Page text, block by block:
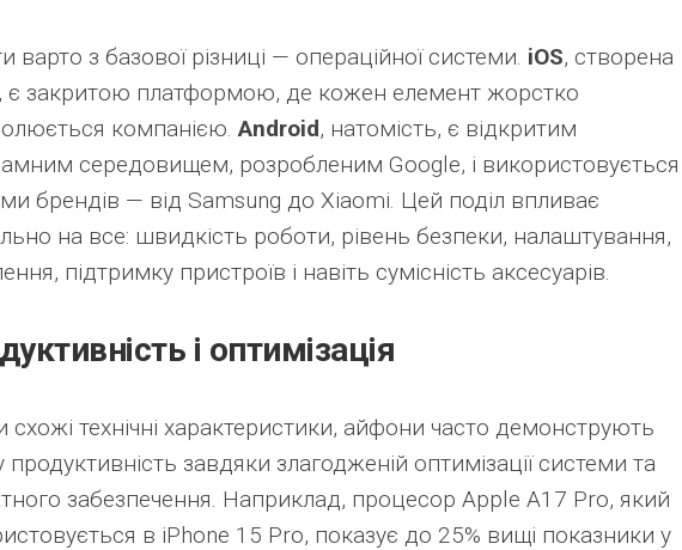
варто з базової різниці — операційної системи. iOS, створена
є закритою платформою, де кожен елемент жорстко
компанією.Android, натомість, є відкритим
середовищем, розробленим Google, і використовується
брендів — від Samsung до Xiaomi. Цей поділ впливає
на все: швидкість роботи, рівень безпеки, налаштування,
підтримку пристроїв і навіть сумісність аксесуарів.
і оптимізація
схожі технічні характеристики, айфони часто демонструють
завдяки злагодженій оптимізації системи та
забезпечення. Наприклад, процесор Apple A17 Pro, який
в iPhone 15 Pro, показує до 25% вищі показники у